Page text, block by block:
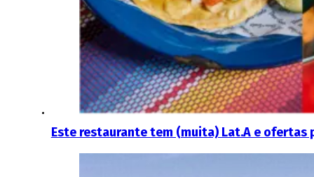
Este restaurante tem (muita) Lat.A e ofertas